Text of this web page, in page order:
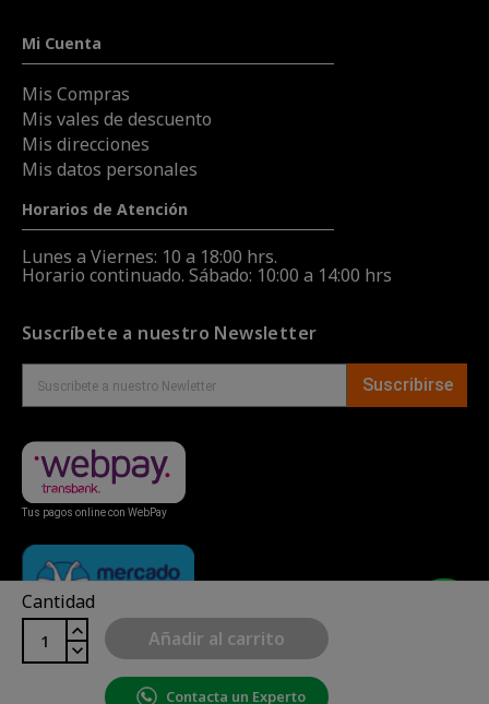
Cantidad
Añadir al carrito
Contacta un Experto
Mi Cuenta
Mis Compras
Mis vales de descuento
Mis direcciones
Mis datos personales
Horarios de Atención
Lunes a Viernes: 10 a 18:00 hrs.
Horario continuado. Sábado: 10:00 a 14:00 hrs
Suscríbete a nuestro Newsletter
Suscribirse
Tus pagos online con WebPay